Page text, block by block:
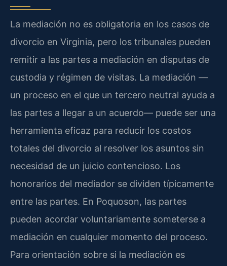
La mediación no es obligatoria en los casos de
divorcio en Virginia, pero los tribunales pueden
remitir a las partes a mediación en disputas de
custodia y régimen de visitas. La mediación —
un proceso en el que un tercero neutral ayuda a
las partes a llegar a un acuerdo— puede ser una
herramienta eficaz para reducir los costos
totales del divorcio al resolver los asuntos sin
necesidad de un juicio contencioso. Los
honorarios del mediador se dividen típicamente
entre las partes. En Poquoson, las partes
pueden acordar voluntariamente someterse a
mediación en cualquier momento del proceso.
Para orientación sobre si la mediación es